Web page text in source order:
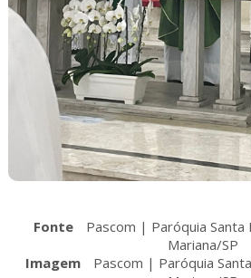
Fonte
Pascom | Paróquia Santa
Mariana/SP
Imagem
Pascom | Paróquia